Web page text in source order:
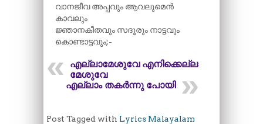
വാനജീവ അപ്പവും ആവലുമെൻ
കാവലും
ജ്ഞാനകീതവും സദൂരും നാട്ടവും
കൊണ്ടാട്ടവും;-
എല്ലാമേശുവേ എനിക്കെല്ലാ
മേശുവേ
എല്ലാം തകർന്നു പോയി
Post Tagged with Lyrics Malayalam